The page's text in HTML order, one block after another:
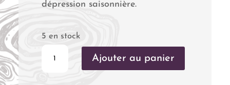
dépression saisonnière.
5 en stock
Ajouter au panier